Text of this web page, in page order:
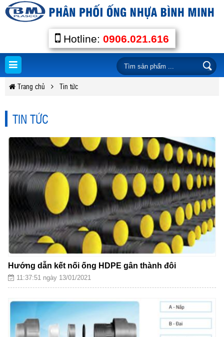
Hotline: 0906.021.616
Trang chủ Tin tức
TIN TỨC
Hướng dẫn kết nối ống HDPE gân thành đôi
11:37:51 ngày 13/01/2021